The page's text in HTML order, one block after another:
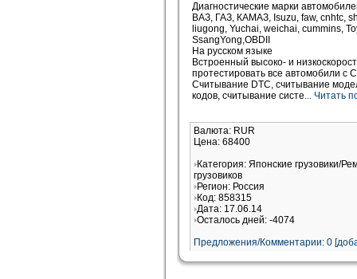
Диагностические марки
ВАЗ, ГАЗ, КАМАЗ, Isuzu, faw, cnhtc,
liugong, Yuchai, weichai, cummins,
SsangYong,OBDII
На русском языке
Встроенный высоко- и
протестировать все автомобили с
Считывание DTC, считывание
кодов, считывание систе... Читать
Валюта: RUR
Цена: 68400
Категория: Японские грузовики/
грузовиков
Регион: Россия
Код: 858315
Дата: 17.06.14
Осталось дней: -4074
Предложения/Комментарии: 0